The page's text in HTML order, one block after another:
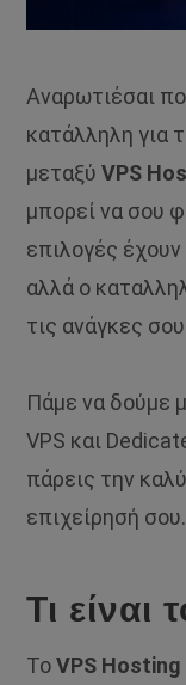
Αναρωτιέσαι
κατάλληλη για
μεταξύ VPS
μπορεί να σου
επιλογές
αλλά ο
τις ανάγκες
Πάμε να δούμε
VPS και
πάρεις την
επιχείρησή σου.
Τι είναι
ΤοVPS